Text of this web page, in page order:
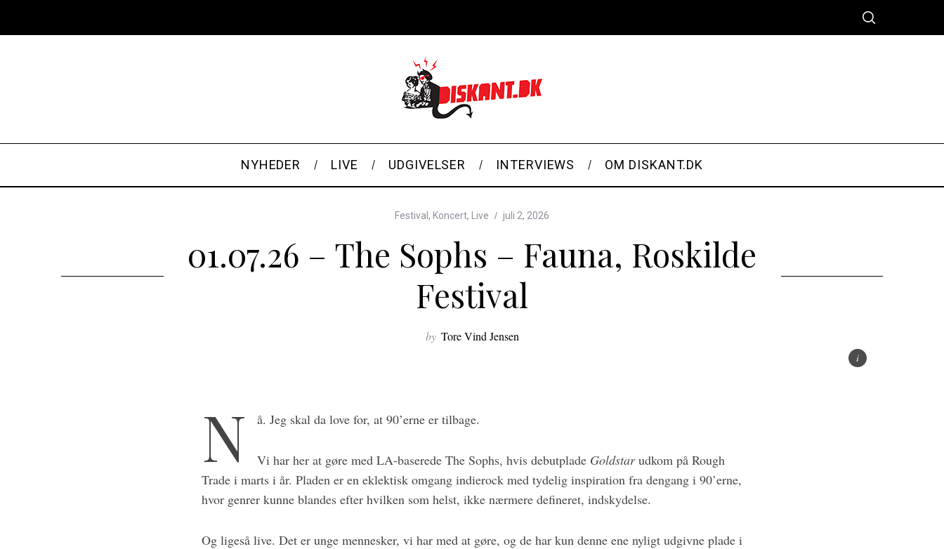
NYHEDER LIVE UDGIVELSER INTERVIEWS OM DISKANT.DK
Festival , Koncert, Live juli 2, 2026
01.07.26 – The Sophs – Fauna, Roskilde
Festival
by Tore Vind Jensen
N å. Jeg skal da love for, at 90’erne er tilbage.
Vi har her at gøre med LA-baserede The Sophs, hvis debutplade Goldstarudkom på Rough
Trade i marts i år. Pladen er en eklektisk omgang indierock med tydelig inspiration fra dengang i 90’erne,
hvor genrer kunne blandes efter hvilken som helst, ikke nærmere defineret, indskydelse.
Og ligeså live. Det er unge mennesker, vi har med at gøre, og de har kun denne ene nyligt udgivne plade i